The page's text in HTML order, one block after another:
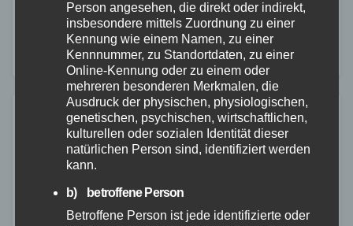
Horhausener Oktoberfestes, zu einer
Körperverletzung zwischen 2 Gästen. Ein 46-jähriger
Beschuldigter schlug einem 46-jährigen Besucher
einen…
Person angesehen, die direkt oder indirekt,
insbesondere mittels Zuordnung zu einer
Kennung wie einem Namen, zu einer
Kennnummer, zu Standortdaten, zu einer
Online-Kennung oder zu einem oder
mehreren besonderen Merkmalen, die
Ausdruck der physischen, physiologischen,
genetischen, psychischen, wirtschaftlichen,
kulturellen oder sozialen Identität dieser
natürlichen Person sind, identifiziert werden
kann.
b) betroffene Person
Betroffene Person ist jede identifizierte oder